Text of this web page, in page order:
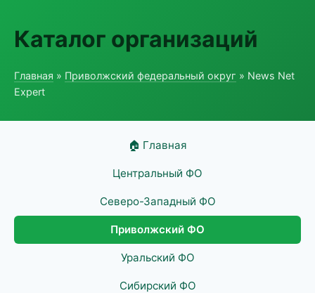
Каталог организаций
Главная » Приволжский федеральный округ » News Net
Expert
🏠 Главная
Центральный ФО
Северо-Западный ФО
Приволжский ФО
Уральский ФО
Сибирский ФО